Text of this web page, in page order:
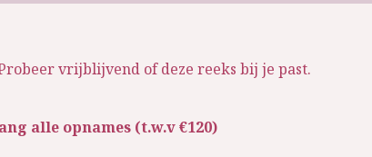
vrijblijvend of deze reeks bij je past.
alle opnames (t.w.v €120)